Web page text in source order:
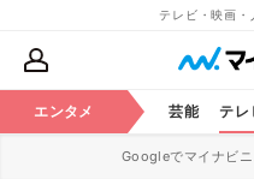
テレビ・映画・
エンタメ 芸能 テレ
Googleでマイナビ